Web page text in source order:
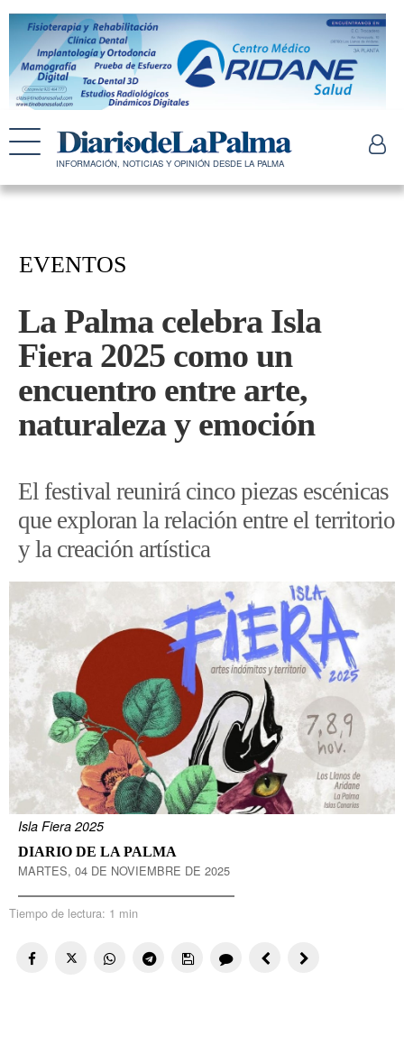
INFORMACIÓN, NOTICIAS Y OPINIÓN DESDE LA PALMA
EVENTOS
La Palma celebra Isla
Fiera 2025 como un
encuentro entre arte,
naturaleza y emoción
El festival reunirá cinco piezas escénicas
que exploran la relación entre el territorio
y la creación artística
Isla Fiera 2025
DIARIO DE LA PALMA
MARTES, 04 DE NOVIEMBRE DE 2025
Tiempo de lectura: 1 min